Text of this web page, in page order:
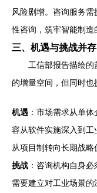
风险剧增。咨询服务
性咨询，筑牢智能制造
三、机遇与挑战并
工信部报告描绘
的增量空间，但同时也
机遇 ：市场需求从单
容从软件实施深入到
从项目制转向长期战略
挑战 ：咨询机构自身
需要建立对工业场景